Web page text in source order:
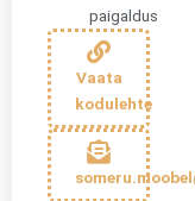
paigaldus
Vaata
kodulehte